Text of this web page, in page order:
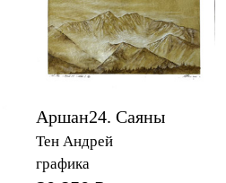
Аршан24. Саяны
Тен Андрей
графика